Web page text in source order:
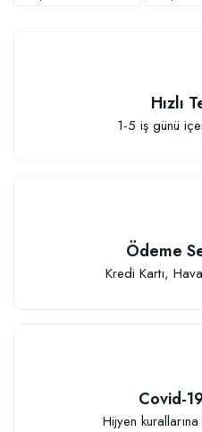
Sepete Ekle
Hızlı
1-5 iş günü
Ödeme
Kredi Kartı,
Covid-
Hijyen